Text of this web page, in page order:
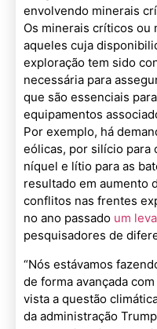
envolvendo minerais
Os minerais críticos ou
aqueles cuja
exploração tem sido
necessária para
que são essenciais
equipamentos
Por exemplo, há
eólicas, por silício para
níquel e lítio para as
resultado em aumento
conflitos nas frentes
no ano passado um
pesquisadores de
“Nós estávamos
de forma avançada
vista a questão
da administração